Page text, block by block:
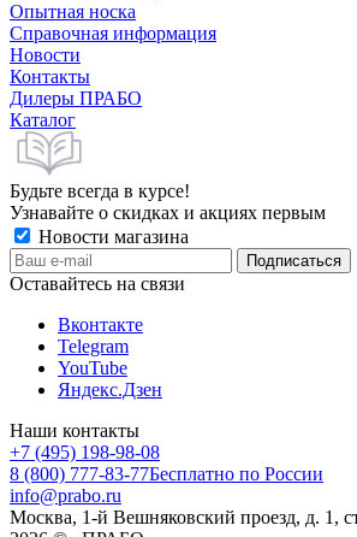
Опытная носка
Справочная информация
Новости
Контакты
Дилеры ПРАБО
Каталог
Будьте всегда в курсе!
Узнавайте о скидках и акциях первым
Новости магазина
Оставайтесь на связи
Вконтакте
Telegram
YouTube
Яндекс.Дзен
Наши контакты
+7 (495) 198-98-08
8 (800) 777-83-77Бесплатно по России
info@prabo.ru
Москва, 1-й Вешняковский проезд, д. 1,